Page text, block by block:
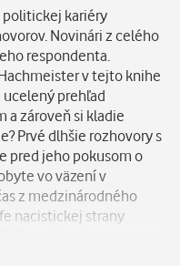
kariéry
Novinári z celého
respondenta.
v tejto knihe
prehľad
a zároveň si kladie
Prvé dlhšie rozhovory s
pred jeho pokusom o
vo väzení v
z medzinárodného
nacistickej strany
opäť stal
Čoskoro sa u